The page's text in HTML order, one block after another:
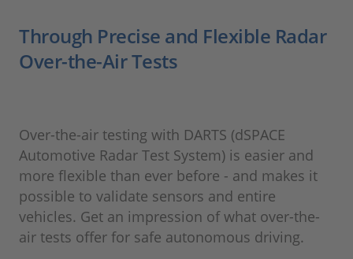
Unternehmen
Through Precise and Flexible Radar
Over-the-Air Tests
Over-the-air testing with DARTS (dSPACE
Automotive Radar Test System) is easier and
more flexible than ever before - and makes it
possible to validate sensors and entire
vehicles. Get an impression of what over-the-
air tests offer for safe autonomous driving.